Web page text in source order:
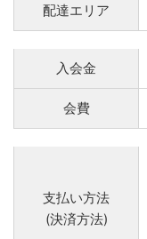
配達エリア
入会金
会費
支払い方法
(決済方法)